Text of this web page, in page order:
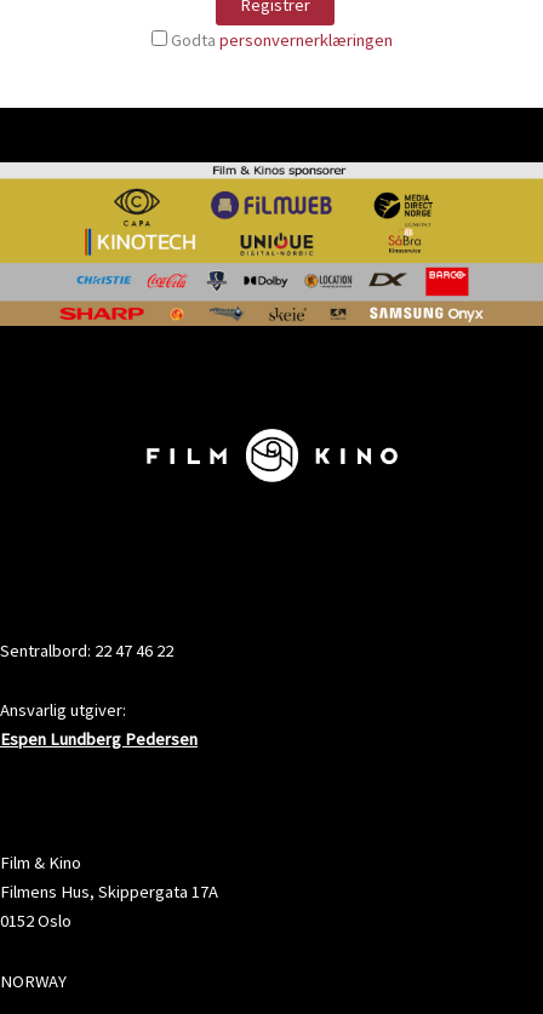
Godta personvernerklæringen
Sentralbord: 22 47 46 22
Ansvarlig utgiver:
Espen Lundberg Pedersen
Film & Kino
Filmens Hus, Skippergata 17A
0152 Oslo
NORWAY